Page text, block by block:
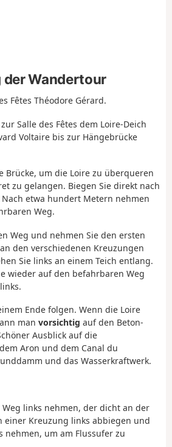
der Wandertour
Fêtes Théodore Gérard.
Salle des Fêtes dem Loire-Deich
Voltaire bis zur Hängebrücke
Brücke, um die Loire zu überqueren
zu gelangen. Biegen Sie direkt nach
etwa hundert Metern nehmen
Weg.
Weg und nehmen Sie den ersten
den verschiedenen Kreuzungen
Sie links an einem Teich entlang.
wieder auf den befahrbaren Weg
Ende folgen. Wenn die Loire
man vorsichtig auf den Beton-
Ausblick auf die
Aron und dem Canal du
und das Wasserkraftwerk.
Weg links nehmen, der dicht an der
einer Kreuzung links abbiegen und
nehmen, um am Flussufer zu